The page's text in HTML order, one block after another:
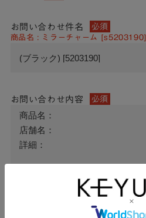
お問い合わせ件名 必須
商品名 : ミラーチャーム [s5203190]
お問い合わせ内容 必須